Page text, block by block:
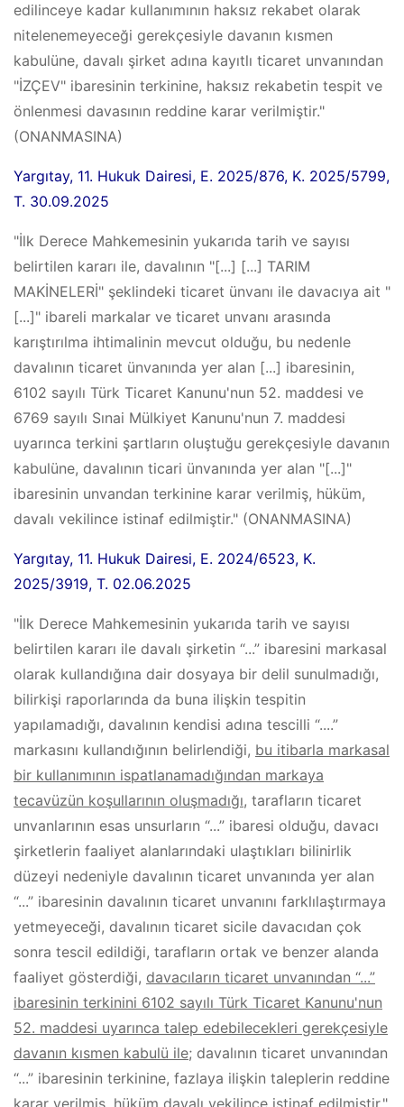
edilinceye kadar kullanımının haksız rekabet olarak
nitelenemeyeceği gerekçesiyle davanın kısmen
kabulüne, davalı şirket adına kayıtlı ticaret unvanından
"İZÇEV" ibaresinin terkinine, haksız rekabetin tespit ve
önlenmesi davasının reddine karar verilmiştir."
(ONANMASINA)
Yargıtay, 11. Hukuk Dairesi, E. 2025/876, K. 2025/5799,
T. 30.09.2025
"İlk Derece Mahkemesinin yukarıda tarih ve sayısı
belirtilen kararı ile, davalının "[...] [...] TARIM
MAKİNELERİ" şeklindeki ticaret ünvanı ile davacıya ait "
[...]" ibareli markalar ve ticaret unvanı arasında
karıştırılma ihtimalinin mevcut olduğu, bu nedenle
davalının ticaret ünvanında yer alan [...] ibaresinin,
6102 sayılı Türk Ticaret Kanunu'nun 52. maddesi ve
6769 sayılı Sınai Mülkiyet Kanunu'nun 7. maddesi
uyarınca terkini şartların oluştuğu gerekçesiyle davanın
kabulüne, davalının ticari ünvanında yer alan "[...]"
ibaresinin unvandan terkinine karar verilmiş, hüküm,
davalı vekilince istinaf edilmiştir." (ONANMASINA)
Yargıtay, 11. Hukuk Dairesi, E. 2024/6523, K.
2025/3919, T. 02.06.2025
"İlk Derece Mahkemesinin yukarıda tarih ve sayısı
belirtilen kararı ile davalı şirketin “...” ibaresini markasal
olarak kullandığına dair dosyaya bir delil sunulmadığı,
bilirkişi raporlarında da buna ilişkin tespitin
yapılamadığı, davalının kendisi adına tescilli “....”
markasını kullandığının belirlendiği, bu itibarla markasal
bir kullanımının ispatlanamadığından markaya
tecavüzün koşullarının oluşmadığı, tarafların ticaret
unvanlarının esas unsurların “...” ibaresi olduğu, davacı
şirketlerin faaliyet alanlarındaki ulaştıkları bilinirlik
düzeyi nedeniyle davalının ticaret unvanında yer alan
“...” ibaresinin davalının ticaret unvanını farklılaştırmaya
yetmeyeceği, davalının ticaret sicile davacıdan çok
sonra tescil edildiği, tarafların ortak ve benzer alanda
faaliyet gösterdiği, davacıların ticaret unvanından “...”
ibaresinin terkinini 6102 sayılı Türk Ticaret Kanunu'nun
52. maddesi uyarınca talep edebilecekleri gerekçesiyle
davanın kısmen kabulü ile; davalının ticaret unvanından
“...” ibaresinin terkinine, fazlaya ilişkin taleplerin reddine
karar verilmiş, hüküm davalı vekilince istinaf edilmiştir."